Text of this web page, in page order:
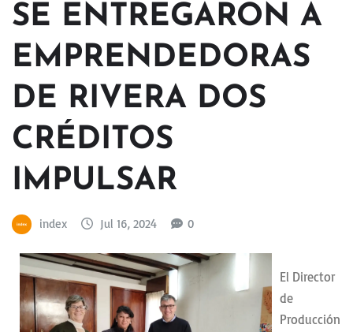
SE ENTREGARON A
EMPRENDEDORAS
DE RIVERA DOS
CRÉDITOS
IMPULSAR
index Jul 16, 2024 0
El Director
de
Producción